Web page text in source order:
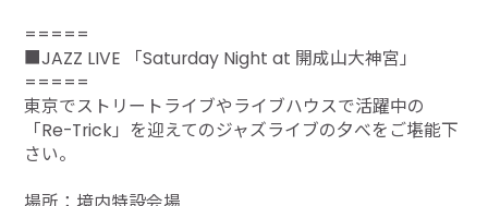
=====
■JAZZ LIVE 「Saturday Night at 開成山大神宮」
=====
東京でストリートライブやライブハウスで活躍中の
「Re-Trick」を迎えてのジャズライブの夕べをご堪能下
さい。